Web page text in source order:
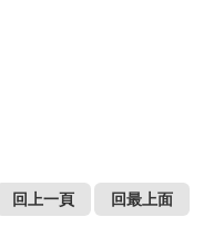
回上一頁 回最上面